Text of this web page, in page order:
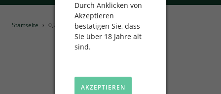
Durch Anklicken von
Akzeptieren
bestätigen Sie, dass
Sie über 18 Jahre alt
sind.
AKZEPTIEREN
Angebote
Startseite › 0,2L Wintered. Gamsblut